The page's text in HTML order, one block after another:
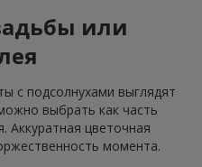
или
с подсолнухами выглядят
выбрать как часть
цветочная
момента.